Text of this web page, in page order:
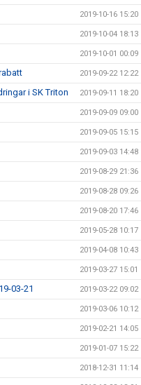
2019-10-16 15:20
2019-10-04 18:13
2019-10-01 00:09
2019-09-22 12:22
i SK Triton 2019-09-11 18:20
2019-09-09 09:00
2019-09-05 15:15
2019-09-03 14:48
2019-08-29 21:36
2019-08-28 09:26
2019-08-20 17:46
2019-05-28 10:17
2019-04-08 10:43
2019-03-27 15:01
03-21 2019-03-22 09:02
2019-03-06 10:12
2019-02-21 14:05
2019-01-07 15:22
2018-12-31 11:14